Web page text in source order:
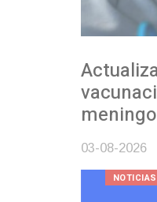
Actualización
vacunación
meningococo
03-08-2026